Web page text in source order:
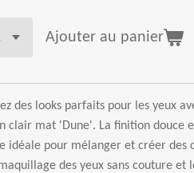
Ajouter au panier
ez des looks parfaits pour les yeux
clair mat 'Dune'. La finition douce
idéale pour mé langer et créer des
des yeux sans couture et